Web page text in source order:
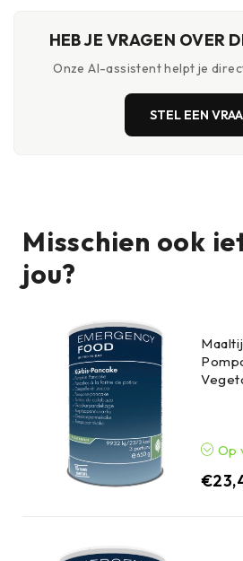
HEB JE VRAGEN OVER
Onze AI-assistent helpt je
STEL EEN
Misschien ook
jou?
Op
€